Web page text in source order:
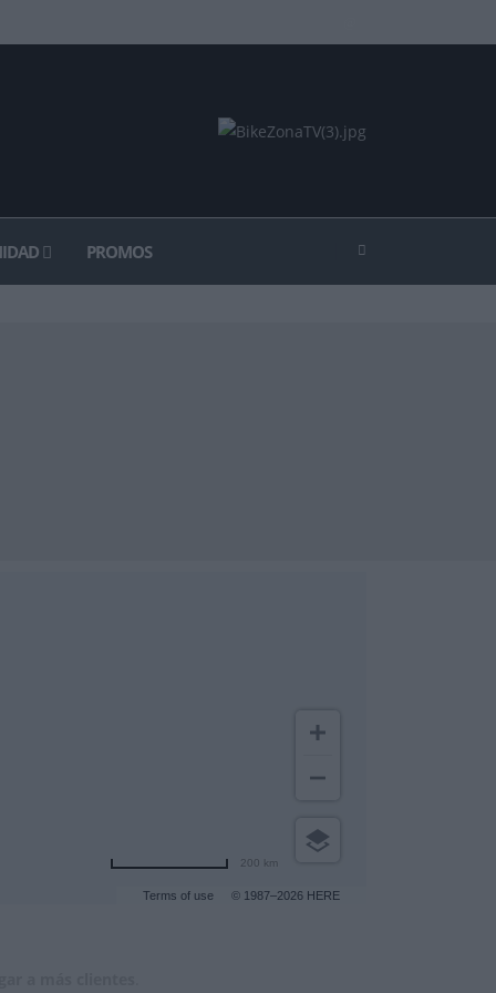
PROMOS
Terms of use © 1987–2026 HERE
200 km